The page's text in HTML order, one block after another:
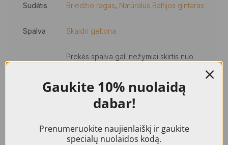
Sudėtis Briedžio ragas, Natūralus Baltijos gintaras
Spalva Skaidri geltona
informacija
Prekės spalva gali nežymiai skirtis nuo
ekranų ypatybių, nustatymų ir/ar apšvietimo
nuotraukose., Visiems mūsų gaminiams
suteikiama 24 mėn. kokybės garantija.
Gaukite 10% nuolaidą
dabar!
Prenumeruokite naujienlaiškį ir gaukite
specialų nuolaidos kodą.